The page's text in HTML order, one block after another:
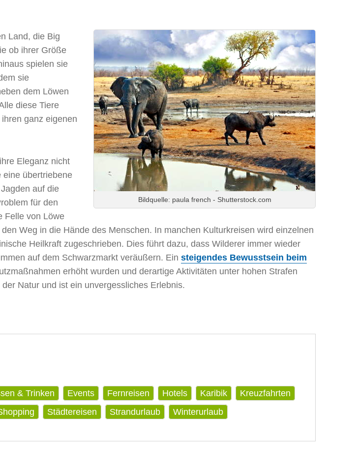
Bildquelle: paula french - Shutterstock.com
Land, die Big
ob ihrer Größe
spielen sie
sie
dem Löwen
diese Tiere
ganz eigenen
Eleganz nicht
eine übertriebene
auf die
für den
Felle von Löwe
Weg in die Hände des Menschen. In manchen Kulturkreisen wird einzelnen
Heilkraft zugeschrieben. Dies führt dazu, dass Wilderer immer wieder
auf dem Schwarzmarkt veräußern. Ein steigendes Bewusstsein beim
erhöht wurden und derartige Aktivitäten unter hohen Strafen
Natur und ist ein unvergessliches Erlebnis.
& Trinken Events Fernreisen Hotels Karibik
Kreuzfahrten
Städtereisen Strandurlaub Winterurlaub